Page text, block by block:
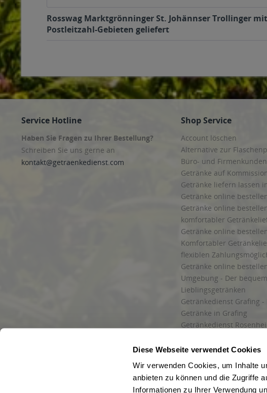
Diese Webseite verwendet Cookies
Wir verwenden Cookies, um Inhalte
anbieten zu können und die Zugriffe
Informationen zu Ihrer Verwendung
Rosswag Marktgrönninger St. Johännser Trollinger
Postleitzahl-Gebieten geliefert
Service Hotline
Haben Sie Fragen zu Ihrer Bestellung?
Schreiben Sie uns gerne an
kontakt@getraenkedienst.com
Shop Service
Account löschen
Alternative zur
Büro- und Firmenkunden
Getränke auf
Getränke liefern lassen
Getränke online
Getränke online
komfortabler
Getränke online
Komfortabler
flexiblen
Getränke online
Umgebung - Der
Lieblingsgetränken
Getränkedienst Grafing
Getränke in Grafing
Getränkedienst
und Umgebung
Liefergebiet
Lieferservice für